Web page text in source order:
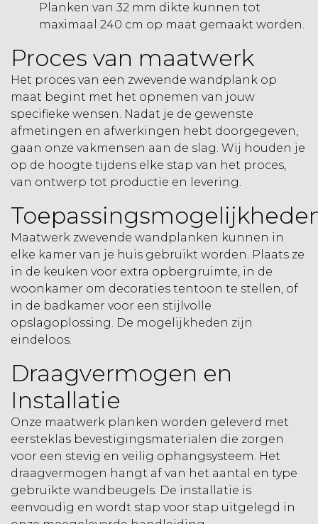
Planken van 32 mm dikte kunnen tot
maximaal 240 cm op maat gemaakt worden.
Proces van maatwerk
Het proces van een zwevende wandplank op
maat begint met het opnemen van jouw
specifieke wensen. Nadat je de gewenste
afmetingen en afwerkingen hebt doorgegeven,
gaan onze vakmensen aan de slag. Wij houden je
op de hoogte tijdens elke stap van het proces,
van ontwerp tot productie en levering.
Maatwerk zwevende wandplanken kunnen in
elke kamer van je huis gebruikt worden. Plaats ze
in de keuken voor extra opbergruimte, in de
woonkamer om decoraties tentoon te stellen, of
in de badkamer voor een stijlvolle
opslagoplossing. De mogelijkheden zijn
eindeloos.
Draagvermogen en
Installatie
Onze maatwerk planken worden geleverd met
eersteklas bevestigingsmaterialen die zorgen
voor een stevig en veilig ophangsysteem. Het
draagvermogen hangt af van het aantal en type
gebruikte wandbeugels. De installatie is
eenvoudig en wordt stap voor stap uitgelegd in